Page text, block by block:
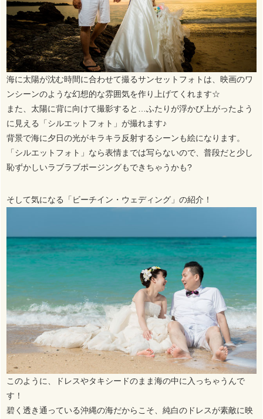
海に太陽が沈む時間に合わせて撮るサンセットフォトは、映画のワ
ンシーンのような幻想的な雰囲気を作り上げてくれます☆
また、太陽に背に向けて撮影すると…ふたりが浮かび上がったよう
に見える「シルエットフォト」が撮れます♪
背景で海に夕日の光がキラキラ反射するシーンも絵になります。
「シルエットフォト」なら表情までは写らないので、普段だと少し
恥ずかしいラブラブポージングもできちゃうかも?
そして気になる「ビーチイン・ウェディング」の紹介！
このように、ドレスやタキシードのまま海の中に入っちゃうんで
す！
碧く透き通っている沖縄の海だからこそ、純白のドレスが素敵に映